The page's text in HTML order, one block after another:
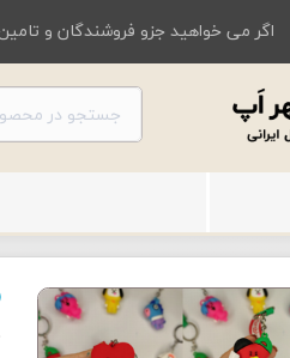
اگر می خواهید جزو فروشندگان و